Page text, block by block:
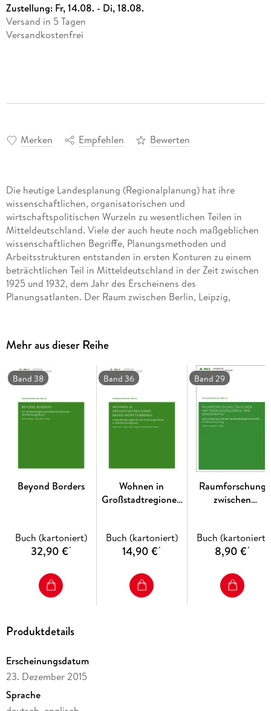
Zustellung: Fr, 14.08. - Di, 18.08.
Versand in 5 Tagen
Versandkostenfrei
Merken Empfehlen Bewerten
Die heutige Landesplanung (Regionalplanung) hat ihre
wissenschaftlichen, organisatorischen und
wirtschaftspolitischen Wurzeln zu wesentlichen Teilen in
Mitteldeutschland. Viele der auch heute noch maßgeblichen
wissenschaftlichen Begriffe, Planungsmethoden und
Arbeitsstrukturen entstanden in ersten Konturen zu einem
beträchtlichen Teil in Mitteldeutschland in der Zeit zwischen
1925 und 1932, dem Jahr des Erscheinens des
Planungsatlanten. Der Raum zwischen Berlin, Leipzig,
wissenschaftlichen Landesplanung im 20. Jahrhundert. In
den wenigen Jahren der Existenz dieses Planungsverbandes
entstand nicht nur das einmalige Planwerk für den
mitteldeutschen Industriebezirk. Es kann, aus heutiger
Perspektive, auch von einem Versuch demokratisch basierter
Raumordnung gesprochen werden, der eine hohe Aktualität
Mehr aus dieser Reihe
Band 38
Beyond Borders
Buch (kartoniert)
32,90 €*
Band 36
Wohnen in
Großstadtregionen
Buch (kartoniert)
14,90 €*
Band 29
Raumforschung
zwischen
Buch (kartoniert)
8,90 €*
Produktdetails
Erscheinungsdatum
23. Dezember 2015
Sprache